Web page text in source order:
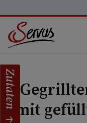
mit
Zutaten